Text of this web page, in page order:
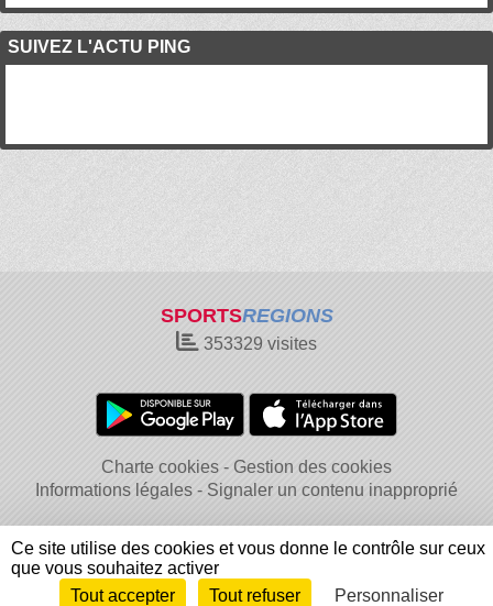
SUIVEZ L'ACTU PING
SPORTSREGIONS
353329 visites
Charte cookies
Gestion des cookies
Informations légales
Signaler un contenu inapproprié
Envie de participer ? Connexion
Ce site utilise des cookies et vous donne le contrôle sur ceux
que vous souhaitez activer
Tout accepter
Tout refuser Personnaliser